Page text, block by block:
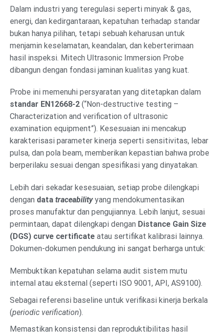
Dalam industri yang teregulasi seperti minyak & gas,
energi, dan kedirgantaraan, kepatuhan terhadap standar
bukan hanya pilihan, tetapi sebuah keharusan untuk
menjamin keselamatan, keandalan, dan keberterimaan
hasil inspeksi. Mitech Ultrasonic Immersion Probe
dibangun dengan fondasi jaminan kualitas yang kuat.
Probe ini memenuhi persyaratan yang ditetapkan dalam
standar EN12668-2 (“Non-destructive testing –
Characterization and verification of ultrasonic
examination equipment”). Kesesuaian ini mencakup
karakterisasi parameter kinerja seperti sensitivitas, lebar
pulsa, dan pola beam, memberikan kepastian bahwa probe
berperilaku sesuai dengan spesifikasi yang dinyatakan.
Lebih dari sekadar kesesuaian, setiap probe dilengkapi
dengan data traceabilityyang mendokumentasikan
proses manufaktur dan pengujiannya. Lebih lanjut, sesuai
permintaan, dapat dilengkapi dengan Distance Gain Size
(DGS) curve certificate atau sertifikat kalibrasi lainnya.
Dokumen-dokumen pendukung ini sangat berharga untuk:
Membuktikan kepatuhan selama audit sistem mutu
internal atau eksternal (seperti ISO 9001, API, AS9100).
Sebagai referensi baseline untuk verifikasi kinerja berkala
(periodic verification).
Memastikan konsistensi dan reproduktibilitas hasil